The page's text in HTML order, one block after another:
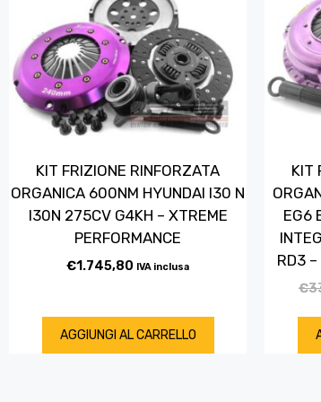
KIT FRIZIONE RINFORZATA
ORGANICA 600NM HYUNDAI I30 N
I30N 275CV G4KH – XTREME
PERFORMANCE
€1.745,80 IVA inclusa
AGGIUNGI AL CARRELLO
KIT
EG6
RD3 –
€